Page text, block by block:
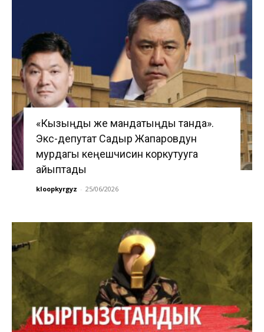
«Кызыңды же мандатыңды танда».
Экс-депутат Садыр Жапаровдун
мурдагы кеңешчисин коркутууга
айыптады
kloopkyrgyz - 25/06/2026